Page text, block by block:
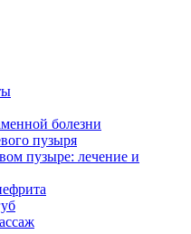
болезни
пузыря
пузыре: лечение и